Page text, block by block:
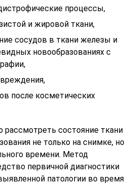
процессы,
и жировой ткани,
сосудов в ткани железы и
новообразованиях с
после косметических
состояние ткани
не только на снимке, но
времени. Метод
первичной диагностики
патологии во время